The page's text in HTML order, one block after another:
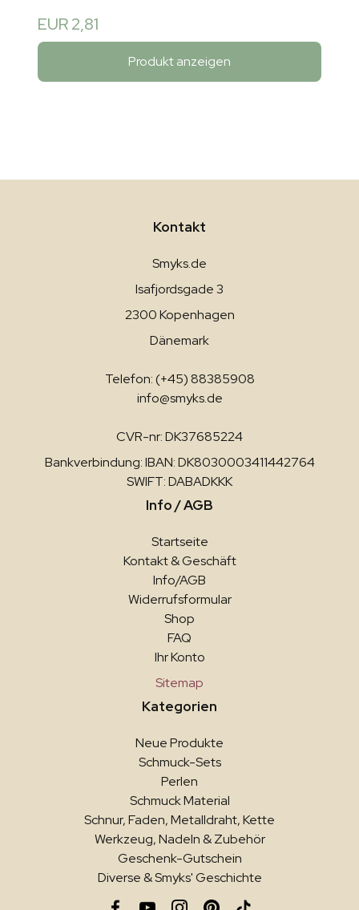
EUR 2,81
Produkt anzeigen
Kontakt
Smyks.de
Isafjordsgade 3
2300 Kopenhagen
Dänemark
Telefon: (+45) 88385908
info@smyks.de
CVR-nr: DK37685224
Bankverbindung: IBAN: DK8030003411442764
SWIFT: DABADKKK
Info / AGB
Startseite
Kontakt & Geschäft
Info/AGB
Widerrufsformular
Shop
FAQ
Ihr Konto
Sitemap
Kategorien
Neue Produkte
Schmuck-Sets
Perlen
Schmuck Material
Schnur, Faden, Metalldraht, Kette
Werkzeug, Nadeln & Zubehör
Geschenk-Gutschein
Diverse & Smyks' Geschichte